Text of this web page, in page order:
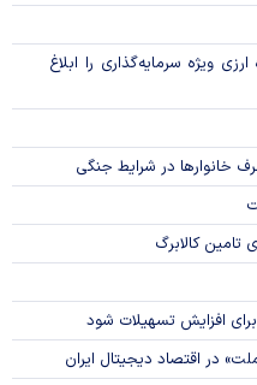
ویژه سرمایه‌گذاری را ابلاغ
خانوار‌ها در شرایط جنگی
برای افزایش تسهیلات شود